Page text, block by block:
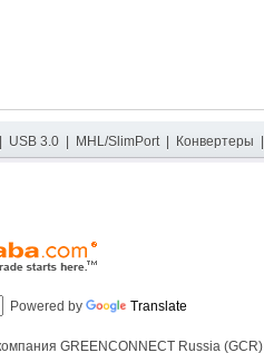
USB 3.0| MHL/SlimPort| Конвертеры |
Powered by Translate
GREENCONNECT Russia (GCR)